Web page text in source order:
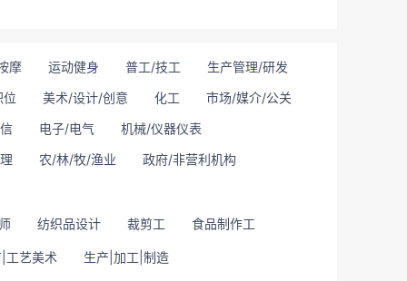
摩 运动健身 普工/技工
生产管理/研发
位 美术/设计/创意 化工
市场/媒介/公关
电子/电气
机械/仪器仪表
农/林/牧/渔业
政府/非营利机构
纺织品设计 裁剪工 食品制作工
工艺美术
生产|加工|制造